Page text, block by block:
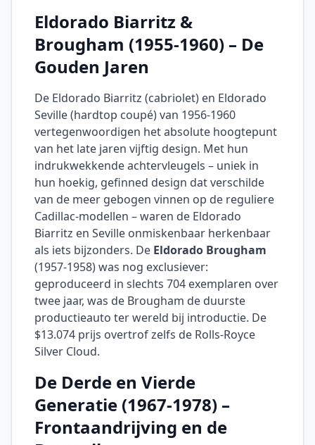
Eldorado Biarritz &
Brougham (1955-1960) – De
Gouden Jaren
De Eldorado Biarritz (cabriolet) en Eldorado
Seville (hardtop coupé) van 1956-1960
vertegenwoordigen het absolute hoogtepunt
van het late jaren vijftig design. Met hun
indrukwekkende achtervleugels – uniek in
hun hoekig, gefinned design dat verschilde
van de meer gebogen vinnen op de reguliere
Cadillac-modellen – waren de Eldorado
Biarritz en Seville onmiskenbaar herkenbaar
als iets bijzonders. De Eldorado Brougham
(1957-1958) was nog exclusiever:
geproduceerd in slechts 704 exemplaren over
twee jaar, was de Brougham de duurste
productieauto ter wereld bij introductie. De
$13.074 prijs overtrof zelfs de Rolls-Royce
Silver Cloud.
De Derde en Vierde
Generatie (1967-1978) –
Frontaandrijving en de